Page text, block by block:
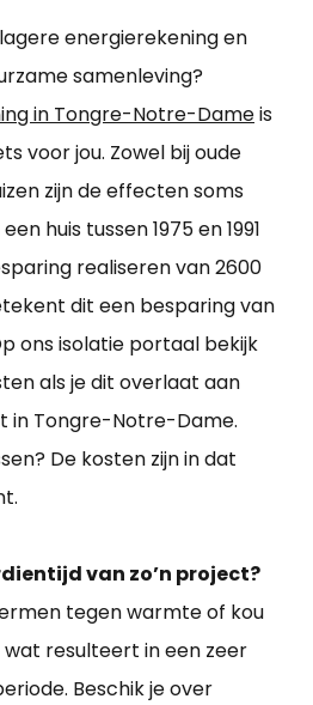
energierekening en
samenleving?
in Tongre-Notre-Dameis
voor jou. Zowel bij oude
zijn de effecten soms
huis tussen 1975 en 1991
realiseren van 2600
dit een besparing van
ons isolatie portaal bekijk
als je dit overlaat aan
in Tongre-Notre-Dame.
De kosten zijn in dat
van zo’n project?
tegen warmte of kou
resulteert in een zeer
Beschik je over